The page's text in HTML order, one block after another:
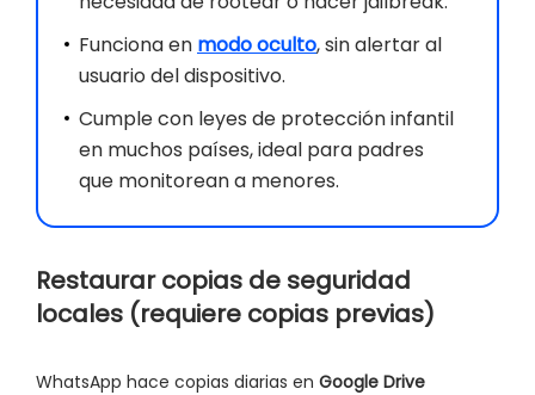
Funciona en modo oculto, sin alertar al
usuario del dispositivo.
Cumple con leyes de protección infantil
en muchos países, ideal para padres
que monitorean a menores.
Restaurar copias de seguridad
locales (requiere copias previas)
WhatsApp hace copias diarias en Google Drive